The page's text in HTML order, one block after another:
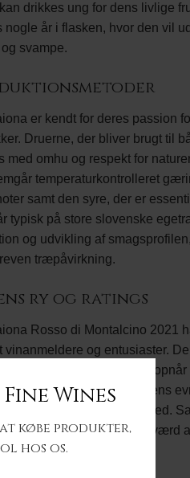
Wines
købe produkter,
hos os.
drikkes ung for dens livlige
år i flasken, hvor den vil
svampe.
er kendt for deres passion
Druerne, der bliver brugt til
med omhu og respekt for
temperaturkontrolleret
samt den syre, der er
typisk på store slovenske
og udvikling af
træpåvirkning.
ry og ratings
Rosso di Montalcino 2021
vinanmeldere og entusiaster.
har resulteret i en vin, der
smagere hylder den for dens
tørstslukkende drikkelighed.
samme år, er Cerbaiona værd